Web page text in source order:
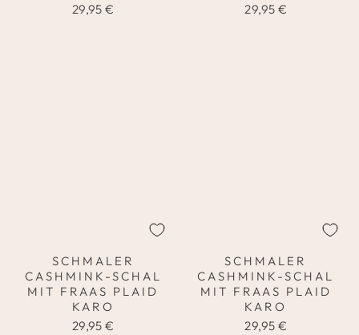
29,95 €
29,95 €
SCHMALER
CASHMINK-SCHAL
MIT FRAAS PLAID
KARO
29,95 €
SCHMALER
CASHMINK-SCHAL
MIT FRAAS PLAID
KARO
29,95 €